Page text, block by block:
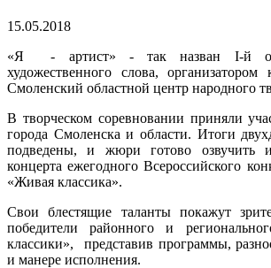
15.05.2018
«Я - артист» - так назван I-й
художественного слова, организатором
Смоленский областной центр народного
В творческом соревновании приняли
города Смоленска и области. Итоги
подведены, и жюри готово озвучить
концерта ежегодного Всероссийского
«Живая классика».
Свои блестящие таланты покажут
победители районного и
классики», представив программы,
и манере исполнения.